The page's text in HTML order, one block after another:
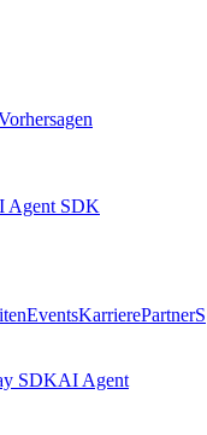
Agent SDK
EventsKarrierePartnerS
SDKAI Agent